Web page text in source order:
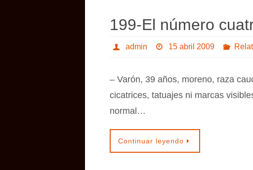
199-El número
admin 15 abril 2009
– Varón, 39 años, moreno, raza
cicatrices, tatuajes ni marcas
normal…
Continuar leyendo